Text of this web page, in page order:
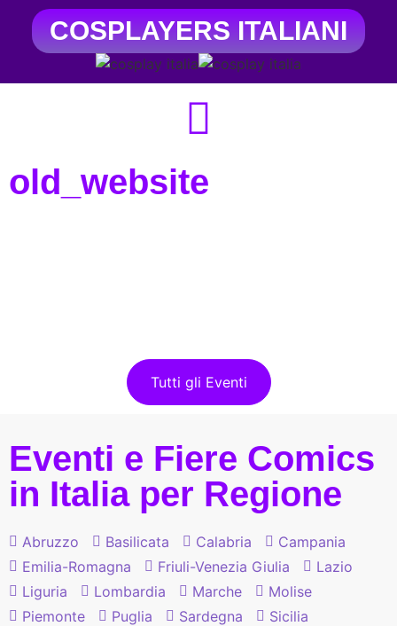
COSPLAYERS ITALIANI
old_website
Tutti gli Eventi
Eventi e Fiere Comics
in Italia per Regione
Abruzzo Basilicata Calabria
Campania
Emilia-Romagna
Friuli-Venezia Giulia
Lazio
Liguria
Lombardia Marche
Molise
Piemonte
Puglia Sardegna
Sicilia